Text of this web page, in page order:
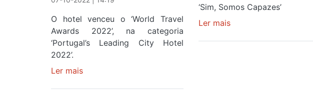
O hotel venceu o ‘World Travel
Awards 2022’, na categoria
‘Portugal’s Leading City Hotel
2022’.
Ler mais
‘Sim, Somos Capazes’
Ler maissobre